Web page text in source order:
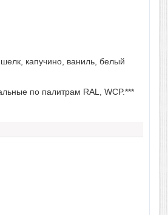
капучино, ваниль, белый
по палитрам RAL, WCP.***